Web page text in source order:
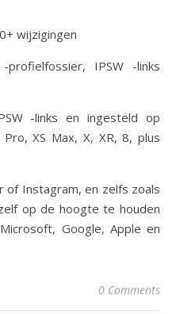
wijzigingen
profielfossier, IPSW -links
-links en ingesteld op
XS Max, X, XR, 8, plus
of Instagram, en zelfs zoals
op de hoogte te houden
Google, Apple en
0 Comments